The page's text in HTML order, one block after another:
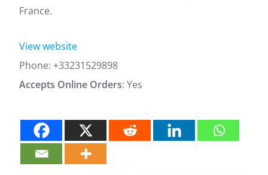
France.
View website
Phone: +33231529898
Accepts Online Orders: Yes